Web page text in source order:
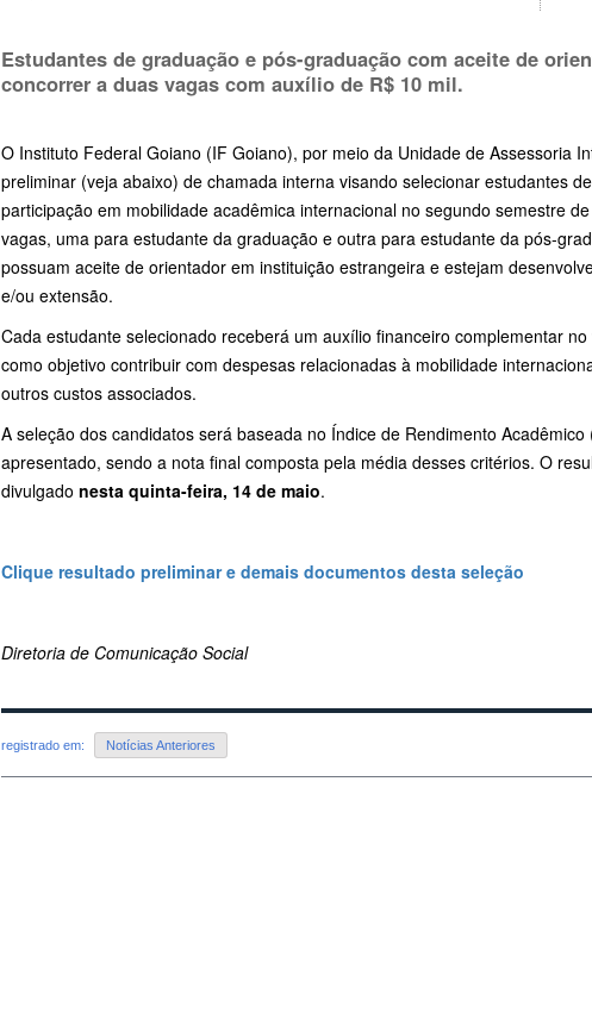
Estudantes de graduação e pós-graduação com aceite de
concorrer a duas vagas com auxílio de R$ 10 mil.
O Instituto Federal Goiano (IF Goiano), por meio da Unidade de Assessoria
preliminar (veja abaixo) de chamada interna visando selecionar estudantes
participação em mobilidade acadêmica internacional no segundo semestre
vagas, uma para estudante da graduação e outra para estudante da pós-
possuam aceite de orientador em instituição estrangeira e estejam
e/ou extensão.
Cada estudante selecionado receberá um auxílio financeiro complementar
como objetivo contribuir com despesas relacionadas à mobilidade
outros custos associados.
A seleção dos candidatos será baseada no Índice de Rendimento
apresentado, sendo a nota final composta pela média desses critérios. O
divulgado nesta quinta-feira, 14 de maio.
Clique resultado preliminar e demais documentos desta seleção
Diretoria de Comunicação Social
registrado em: Notícias Anteriores